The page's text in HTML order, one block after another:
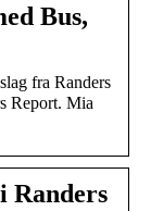
Bus,
fra Randers
Report. Mia
Randers